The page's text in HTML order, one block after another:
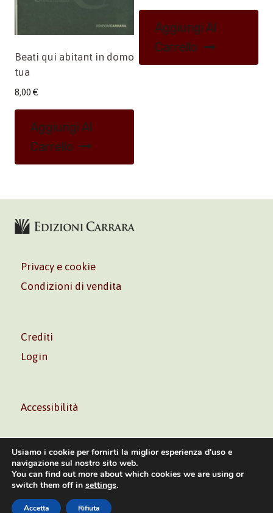
Beati qui abitant in domo
tua
8,00 €
Aggiungi Al
Carrello
Aggiungi Al
Carrello
Privacy e cookie
Condizioni di vendita
Crediti
Login
Accessibilità
Volontè & Co. Srl – P.I. 06181480960 –info@volonte-
Usiamo i cookie per fornirti la miglior esperienza d'uso e
navigazione sul nostro sito web.
You can find out more about which cookies we are using or
switch them off in settings.
Accetta Rifiuta